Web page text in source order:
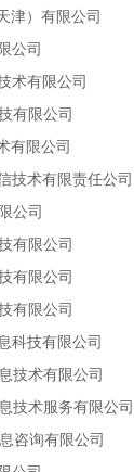
津）有限公司
公司
术有限公司
有限公司
有限公司
技术有限责任公司
公司
有限公司
有限公司
有限公司
科技有限公司
技术有限公司
技术服务有限公司
咨询有限公司